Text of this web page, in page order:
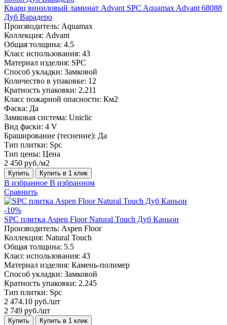
Кварц виниловый ламинат Advant SPC Aquamax Advant 68088
Дуб Варадеро
Производитель: Aquamax
Коллекция: Advant
Общая толщина: 4.5
Класс использования: 43
Материал изделия: SPC
Способ укладки: Замковой
Количество в упаковке: 12
Кратность упаковки: 2.211
Класс пожарной опасности: Км2
Фаска: Да
Замковая система: Uniclic
Вид фаски: 4 V
Браширование (теснение): Да
Тип плитки: Spc
Тип цены: Цена
2 450 руб./м2
Купить Купить в 1 клик
В избранное В избранном
Сравнить
-10%
SPC плитка Aspen Floor Natural Touch Дуб Каньон
Производитель: Aspen Floor
Коллекция: Natural Touch
Общая толщина: 5.5
Класс использования: 43
Материал изделия: Камень-полимер
Способ укладки: Замковой
Кратность упаковки: 2.245
Тип плитки: Spc
2 474.10 руб./шт
2 749 руб./шт
Купить Купить в 1 клик